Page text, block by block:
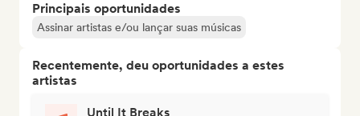
Principais oportunidades
Assinar artistas e/ou lançar suas músicas
Recentemente, deu oportunidades a estes
artistas
Until It Breaks